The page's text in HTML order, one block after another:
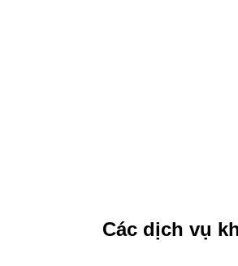
Các dịch vụ